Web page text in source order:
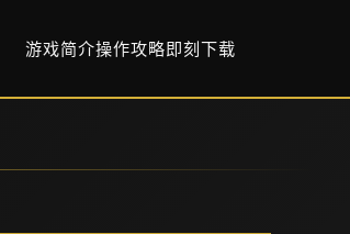
游戏简介操作攻略即刻下载